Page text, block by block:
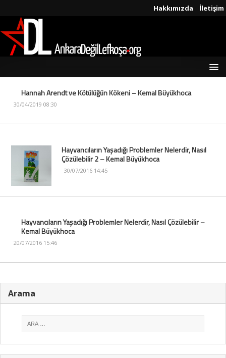
Hakkımızda İletişim
Hannah Arendt ve Kötülüğün Kökeni – Kemal Büyükhoca
30/04/2019 08:30
Hayvancıların Yaşadığı Problemler Nelerdir, Nasıl
Çözülebilir 2 – Kemal Büyükhoca
30/07/2016 14:45
Hayvancıların Yaşadığı Problemler Nelerdir, Nasıl Çözülebilir –
Kemal Büyükhoca
20/07/2016 15:46
Arama